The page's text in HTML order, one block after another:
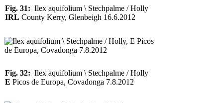
Fig. 31: Ilex aquifolium \ Stechpalme / Holly
IRL County Kerry, Glenbeigh 16.6.2012
Fig. 32: Ilex aquifolium \ Stechpalme / Holly
E Picos de Europa, Covadonga 7.8.2012